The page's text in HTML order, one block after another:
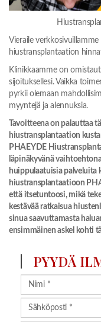
Vieraile
hiustransplantaation
Klinikkaamme on
sijoituksellesi. Vaikka
pyrkii olemaan
myyntejä ja alennuksia.
Tavoitteena on palauttaa
hiustransplantaation
PHAEYDE
läpinäkyvänä
huippulaatuisia palveluita
hiustransplantaatioon
että itsetuntoosi, mikä
kestävää ratkaisua
sinua saavuttamasta
ensimmäinen askel kohti
PYYDÄ